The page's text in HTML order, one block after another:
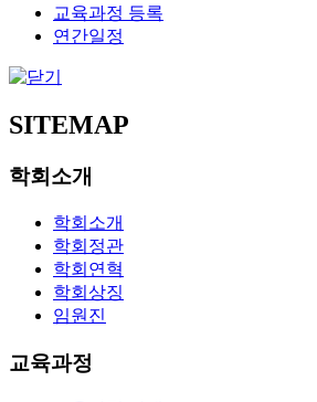
교육과정 등록
연간일정
SITEMAP
학회소개
학회소개
학회정관
학회연혁
학회상징
임원진
교육과정